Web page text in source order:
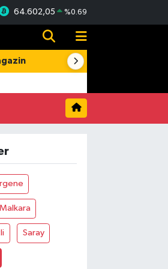
64.602,05 %0.69
Resmi İlanlar
Malkara
Saray